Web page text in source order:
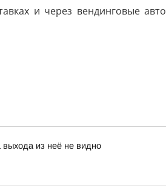
и через вендинговые
выхода из неё не видно